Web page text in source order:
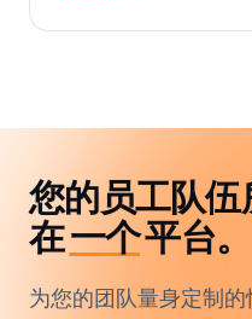
您的员工队
在一个平台。
为您的团队量身定制